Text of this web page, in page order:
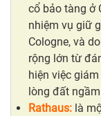
cổ bảo tàng ở
nhiệm vụ giữ
Cologne, và
rộng lớn từ
hiện việc
lòng đất
Rathaus: là